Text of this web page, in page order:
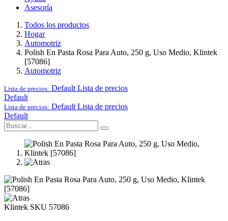
Asesoría
Todos los productos
Hogar
Automotriz
Polish En Pasta Rosa Para Auto, 250 g, Uso Medio, Klintek
[57086]
Automotriz
Lista de precios: Default Lista de precios
Default
Lista de precios: Default Lista de precios
Default
Klintek SKU 57086